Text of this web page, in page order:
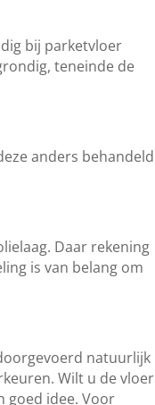
bij parketvloer
teneinde de
anders behandeld
Daar rekening
is van belang om
natuurlijk
Wilt u de vloer
goed idee. Voor